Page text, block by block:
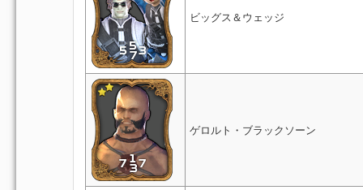
ビッグス＆ウェッジ
ゲロルト・ブラックソーン